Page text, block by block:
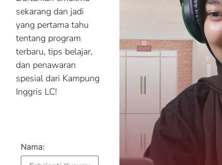
sekarang dan jadi
yang pertama tahu
tentang program
terbaru, tips belajar,
dan penawaran
spesial dari Kampung
Inggris LC!
Nama: